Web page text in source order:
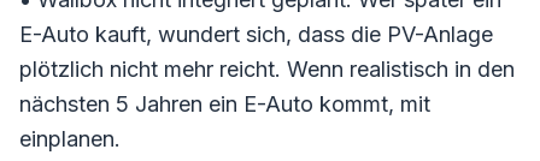
E-Auto kauft, wundert sich, dass die PV-Anlage
plötzlich nicht mehr reicht. Wenn realistisch in den
nächsten 5 Jahren ein E-Auto kommt, mit
einplanen.